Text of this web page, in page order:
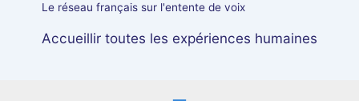
Le réseau français sur l'entente de voix
Accueillir toutes les expériences humaines
Forum